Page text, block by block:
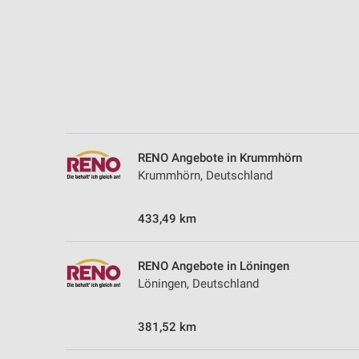
RENO Angebote in Krummhörn
Krummhörn, Deutschland
433,49 km
RENO Angebote in Löningen
Löningen, Deutschland
381,52 km